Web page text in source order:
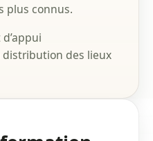
plus connus.
des lieux